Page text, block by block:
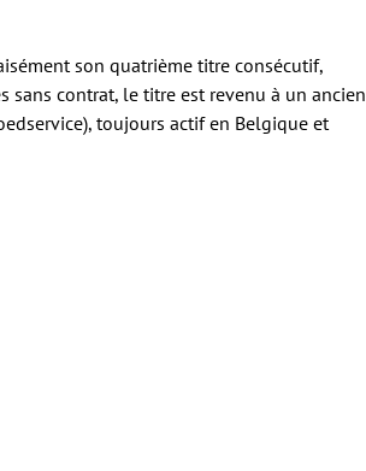
son quatrième titre consécutif,
sans contrat, le titre est revenu à un ancien
toujours actif en Belgique et